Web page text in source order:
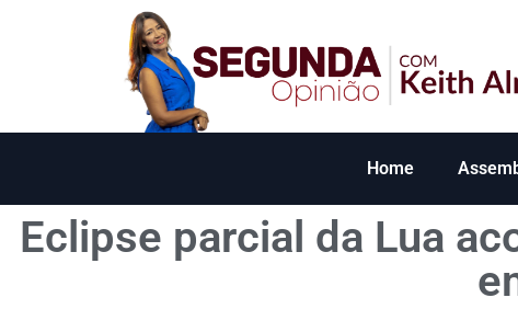
Home
Eclipse parcial da Lua